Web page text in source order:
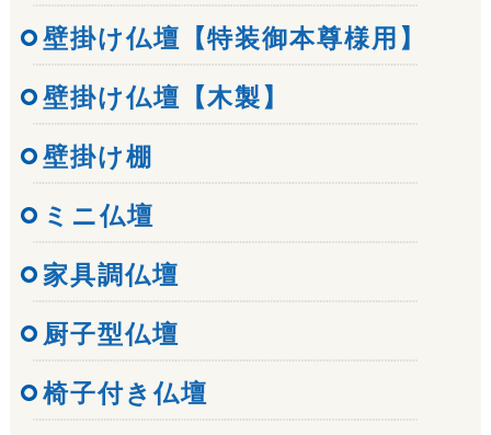
壁掛け仏壇【特装御本尊様用】
壁掛け仏壇【木製】
壁掛け棚
ミニ仏壇
家具調仏壇
厨子型仏壇
椅子付き仏壇